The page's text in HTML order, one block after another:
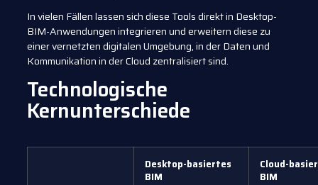
In vielen Fällen lassen sich diese Tools direkt in Desktop-
BIM-Anwendungen integrieren und erweitern diese zu
einer vernetzten digitalen Umgebung, in der Daten und
Kommunikation in der Cloud zentralisiert sind.
Technologische
Kernunterschiede
Desktop-basiertes
BIM
Cloud-
BIM